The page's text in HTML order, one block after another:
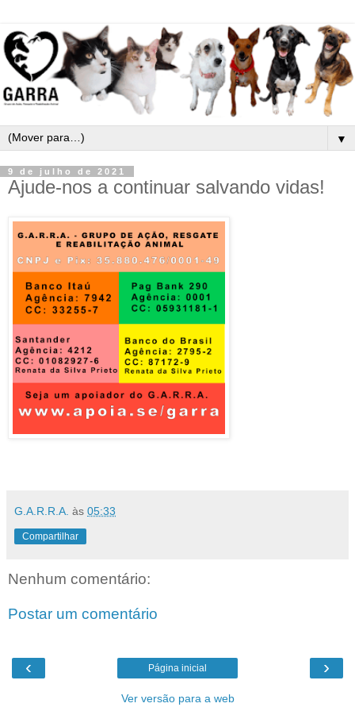
▼
9 de julho de 2021
Ajude-nos a continuar salvando vidas!
G.A.R.R.A. às 05:33
Compartilhar
Nenhum comentário:
Postar um comentário
‹ ›
Página inicial
Ver versão para a web